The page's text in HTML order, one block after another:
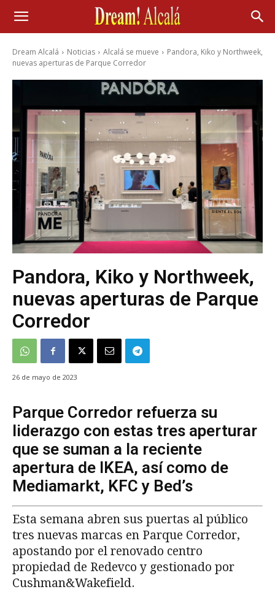
Dream Alcalá Noticias Alcalá se mueve
Pandora, Kiko y Northweek,
nuevas aperturas de Parque Corredor
Pandora, Kiko y Northweek,
nuevas aperturas de Parque
Corredor
26 de mayo de 2023
Parque Corredor refuerza su
liderazgo con estas tres aperturar
que se suman a la reciente
apertura de IKEA, así como de
Mediamarkt, KFC y Bed’s
Esta semana abren sus puertas al público
tres nuevas marcas en Parque Corredor,
apostando por el renovado centro
propiedad de Redevco y gestionado por
Cushman&Wakefield.